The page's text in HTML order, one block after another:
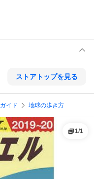
ストアトップを見る
ガイド 地球の歩き方
1/1